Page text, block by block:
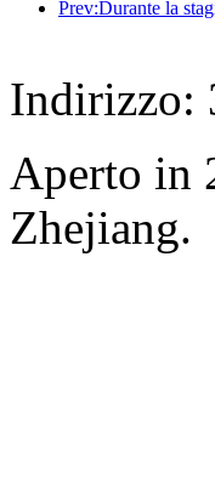
Indirizzo:
Aperto in
Zhejiang.